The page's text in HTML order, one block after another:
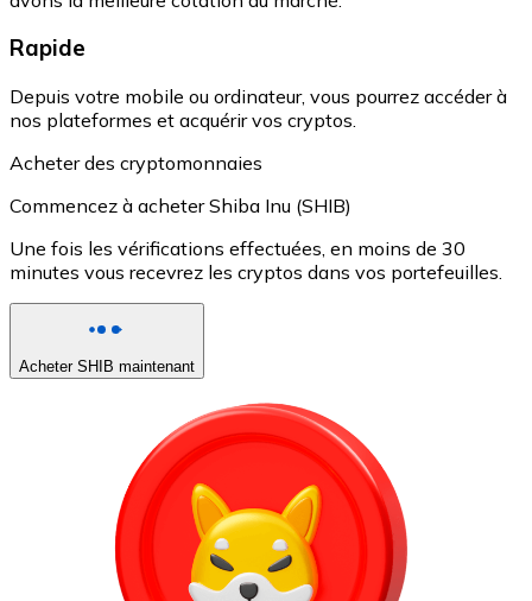
Rapide
Depuis votre mobile ou ordinateur, vous pourrez accéder à
nos plateformes et acquérir vos cryptos.
Acheter des cryptomonnaies
Commencez à acheter Shiba Inu (SHIB)
Une fois les vérifications effectuées, en moins de 30
minutes vous recevrez les cryptos dans vos portefeuilles.
Acheter SHIB maintenant